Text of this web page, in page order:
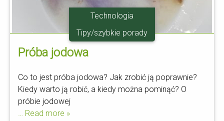
Technologia
Tipy/szybkie porady
Próba jodowa
Co to jest próba jodowa? Jak zrobić ją poprawnie?
Kiedy warto ją robić, a kiedy można pominąć? O
próbie jodowej
… Read more »